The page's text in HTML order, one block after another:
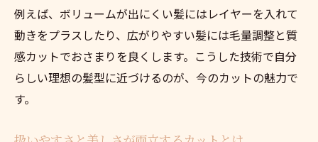
例えば、ボリュームが出にくい髪にはレイヤーを入れて
動きをプラスしたり、広がりやすい髪には毛量調整と質
感カットでおさまりを良くします。こうした技術で自分
らしい理想の髪型に近づけるのが、今のカットの魅力で
す。